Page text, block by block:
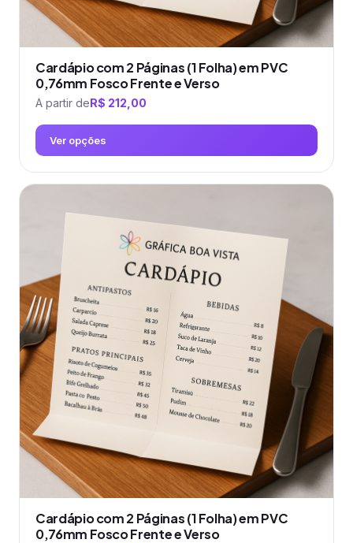
Cardápio com 2 Páginas (1 Folha) em PVC
0,76mm Fosco Frente e Verso
A partir deR$ 212,00
Ver opções
Este
produto
As
opções
podem
ser
escolhidas
na
página
do
produto
Cardápio com 2 Páginas (1 Folha) em PVC
0,76mm Fosco Frente e Verso